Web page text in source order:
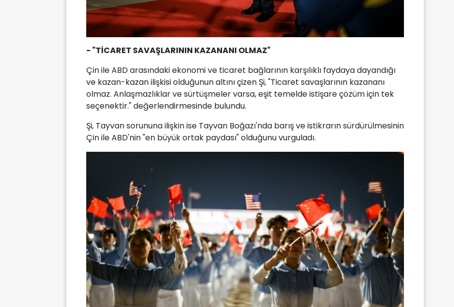
- "TİCARET SAVAŞLARININ KAZANANI OLMAZ"
Çin ile ABD arasındaki ekonomi ve ticaret bağlarının karşılıklı faydaya dayandığı
ve kazan-kazan ilişkisi olduğunun altını çizen Şi, "Ticaret savaşlarının kazananı
olmaz. Anlaşmazlıklar ve sürtüşmeler varsa, eşit temelde istişare çözüm için tek
seçenektir." değerlendirmesinde bulundu.
Şi, Tayvan sorununa ilişkin ise Tayvan Boğazı'nda barış ve istikrarın sürdürülmesinin
Çin ile ABD'nin "en büyük ortak paydası" olduğunu vurguladı.